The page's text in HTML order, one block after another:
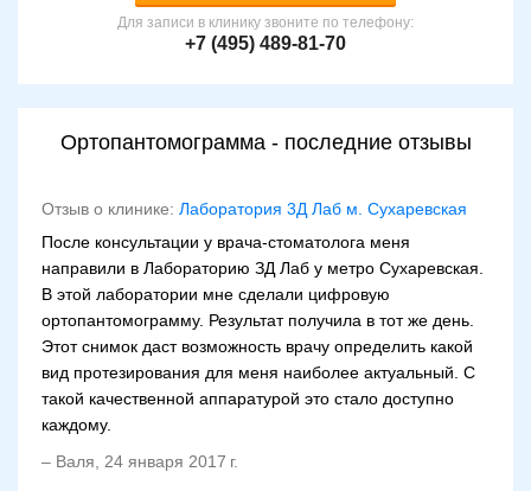
Для записи в клинику звоните по телефону:
+7 (495) 489-81-70
Ортопантомограмма - последние отзывы
Отзыв о клинике: Лаборатория 3Д Лаб м. Сухaревская
После консультации у врача-стоматолога меня
направили в Лабораторию ЗД Лаб у метро Сухаревская.
В этой лаборатории мне сделали цифровую
ортопантомограмму. Результат получила в тот же день.
Этот снимок даст возможность врачу определить какой
вид протезирования для меня наиболее актуальный. С
такой качественной аппаратурой это стало доступно
каждому.
– Валя 24 января 2017 г.